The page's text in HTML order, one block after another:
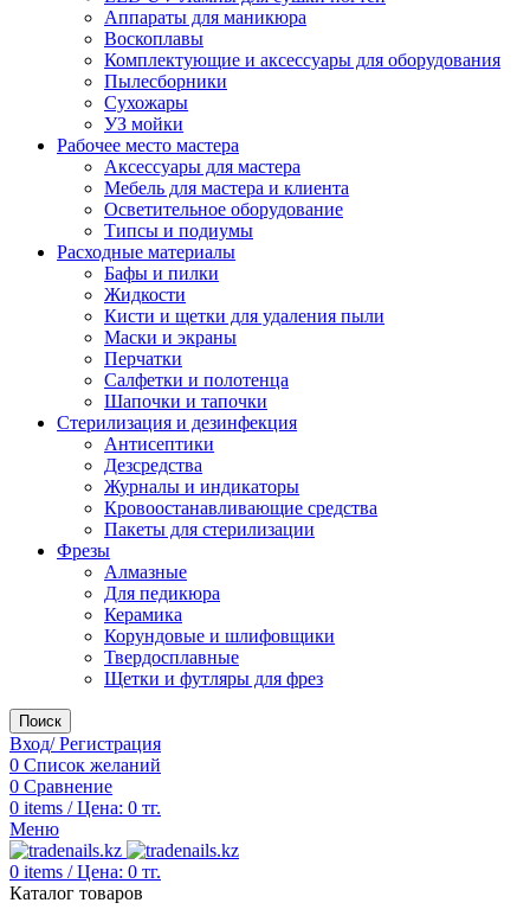
Аппараты для маникюра
Воскоплавы
Комплектующие и аксессуары для оборудования
Пылесборники
Сухожары
УЗ мойки
Рабочее место мастера
Аксессуары для мастера
Мебель для мастера и клиента
Осветительное оборудование
Типсы и подиумы
Расходные материалы
Бафы и пилки
Жидкости
Кисти и щетки для удаления пыли
Маски и экраны
Перчатки
Салфетки и полотенца
Шапочки и тапочки
Стерилизация и дезинфекция
Антисептики
Дезсредства
Журналы и индикаторы
Кровоостанавливающие средства
Пакеты для стерилизации
Фрезы
Алмазные
Для педикюра
Керамика
Корундовые и шлифовщики
Твердосплавные
Щетки и футляры для фрез
Поиск
Вход/ Регистрация
0 Список желаний
0 Сравнение
0 items / Цена: 0 тг.
Меню
0 items / Цена: 0 тг.
Каталог товаров